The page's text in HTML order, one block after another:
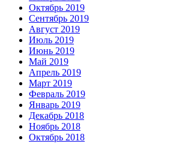
Октябрь 2019
Сентябрь 2019
Август 2019
Июль 2019
Июнь 2019
Май 2019
Апрель 2019
Март 2019
Февраль 2019
Январь 2019
Декабрь 2018
Ноябрь 2018
Октябрь 2018